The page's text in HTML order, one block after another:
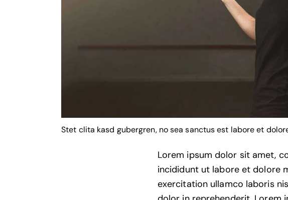
Stet clita kasd gubergren, no sea sanctus est labore et
Lorem ipsum dolor sit amet,
incididunt ut labore et dolore
exercitation ullamco laboris